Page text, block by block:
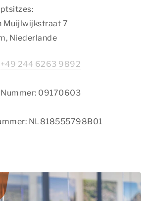
Muijlwijkstraat 7
Niederlande
+49 244 6263 9892
09170603
NL818555798B01